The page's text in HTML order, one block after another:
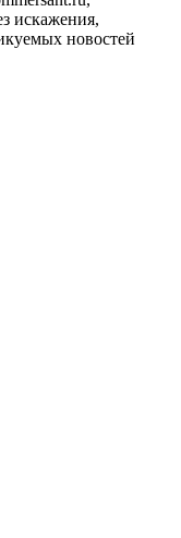
искажения,
новостей